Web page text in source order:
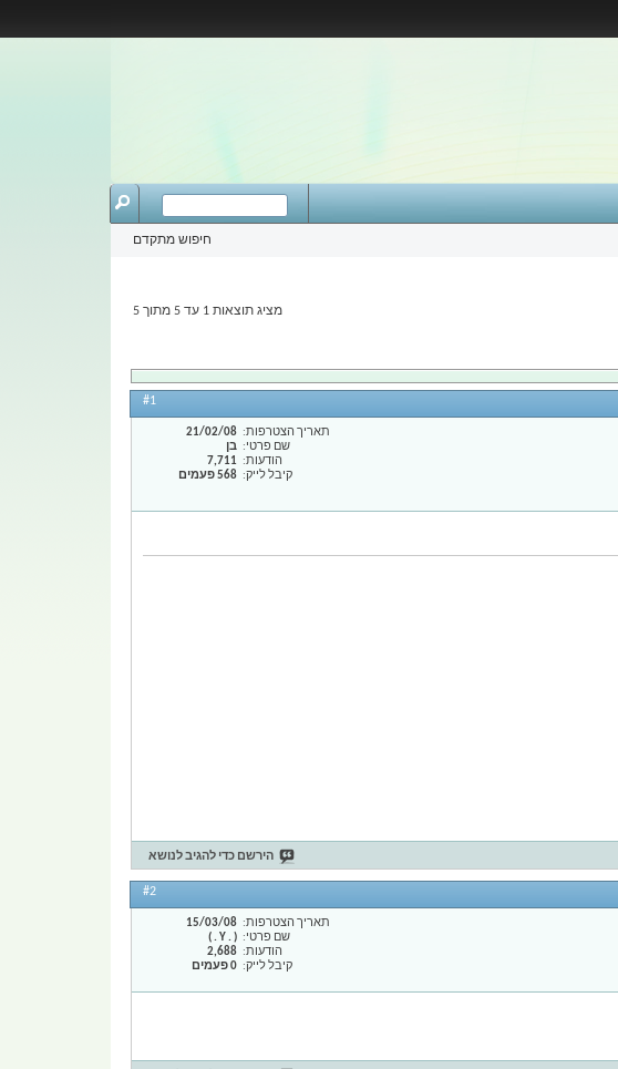
חיפוש מתקדם
מציג תוצאות 1 עד 5 מתוך 5
#1
תאריך הצטרפות
21/02/08
שם פרטי
בן
הודעות
7,711
קיבל לייק
568 פעמים
הירשם כדי להגיב לנושא
#2
תאריך הצטרפות
15/03/08
שם פרטי
( . Y . )
הודעות
2,688
קיבל לייק
0 פעמים